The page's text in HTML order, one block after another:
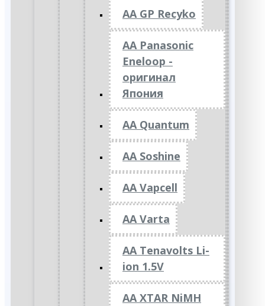
AA GP Recyko
AA Panasonic
Eneloop -
оригинал
Япония
AA Quantum
AA Soshine
AA Vapcell
AA Varta
AA Tenavolts Li-
ion 1.5V
AA XTAR NiMH